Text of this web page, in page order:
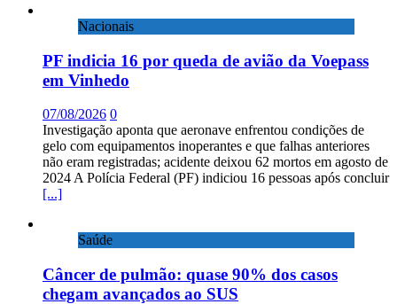
Nacionais
PF indicia 16 por queda de avião da Voepass
em Vinhedo
07/08/2026 0
Investigação aponta que aeronave enfrentou condições de
gelo com equipamentos inoperantes e que falhas anteriores
não eram registradas; acidente deixou 62 mortos em agosto de
2024 A Polícia Federal (PF) indiciou 16 pessoas após concluir
[...]
Saúde
Câncer de pulmão: quase 90% dos casos
chegam avançados ao SUS